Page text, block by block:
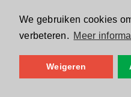
We gebruiken cookies
verbeteren. Meer
Weigeren
Volg ons op